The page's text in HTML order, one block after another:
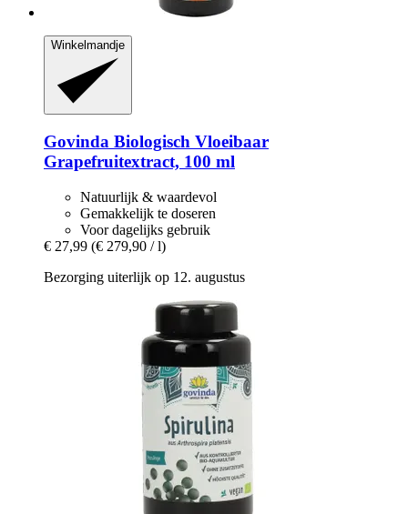
Winkelmandje
Govinda Biologisch Vloeibaar
Grapefruitextract, 100 ml
Natuurlijk & waardevol
Gemakkelijk te doseren
Voor dagelijks gebruik
€ 27,99 (€ 279,90 / l)
Bezorging uiterlijk op 12. augustus